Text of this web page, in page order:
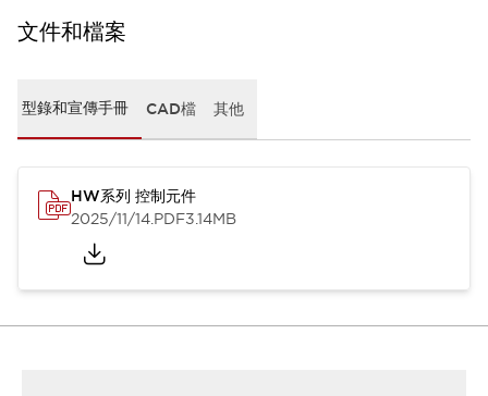
文件和檔案
型錄和宣傳手冊 CAD檔 其他
HW系列 控制元件
2025/11/14.PDF3.14MB